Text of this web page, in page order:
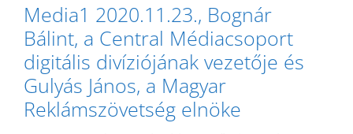
Media1 2020.11.23., Bognár
Bálint, a Central Médiacsoport
digitális divíziójának vezetője és
Gulyás János, a Magyar
Reklámszövetség elnöke